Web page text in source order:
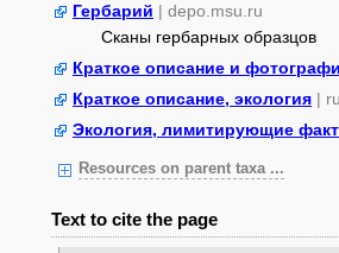
Гербарий | depo.msu.ru
Сканы гербарных образцов
Краткое описание и
Краткое описание, экология |
Экология, лимитирующие
Resources on parent taxa ...
Text to cite the page